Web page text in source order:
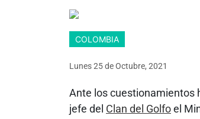
COLOMBIA
Lunes 25deOctubre, 2021
Ante los cuestionamientos
jefe del Clan del Golfoel